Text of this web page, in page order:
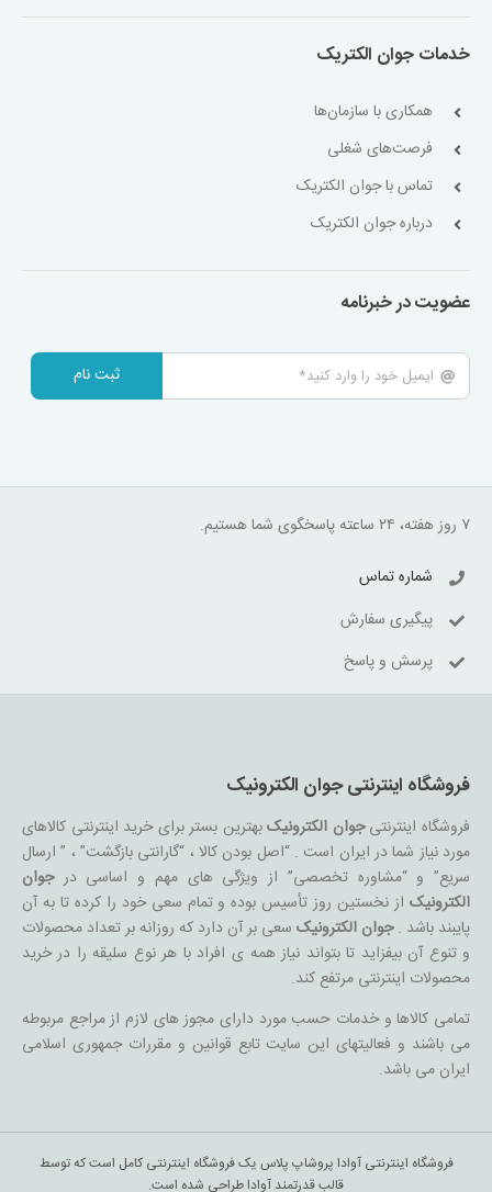
خدمات جوان الکتریک
همکاری با سازمان‌ها
فرصت‌های شغلی
تماس با جوان الکتریک
درباره جوان الکتریک
عضویت در خبرنامه
ثبت نام
۷ روز هفته، ۲۴ ساعته پاسخگوی شما هستیم.
شماره تماس
پیگیری سفارش
پرسش و پاسخ
فروشگاه اینترنتی جوان الکترونیک
فروشگاه اینترنتیجوان الکترونیکبهترین بستر برای خرید اینترنتی کالاهای
مورد نیاز شما در ایران است . “اصل بودن کالا ، “گارانتی بازگشت” ، ” ارسال
سریع” و “مشاوره تخصصی” از ویژگی های مهم و اساسی درجوان
الکترونیکاز نخستین روز تأسیس بوده و تمام سعی خود را کرده تا به آن
پایبند باشد .جوان الکترونیکسعی بر آن دارد که روزانه بر تعداد محصولات
و تنوع آن بیفزاید تا بتواند نیاز همه ی افراد با هر نوع سلیقه را در خرید
محصولات اینترنتی مرتفع کند.
تمامی کالاها و خدمات حسب مورد دارای مجوز های لازم از مراجع مربوطه
می باشند و فعالیتهای این سایت تابع قوانین و مقررات جمهوری اسلامی
ایران می باشد.
فروشگاه اینترنتی آوادا پروشاپ پلاس یک فروشگاه اینترنتی کامل است که توسط
قالب قدرتمند آوادا طراحی شده است.